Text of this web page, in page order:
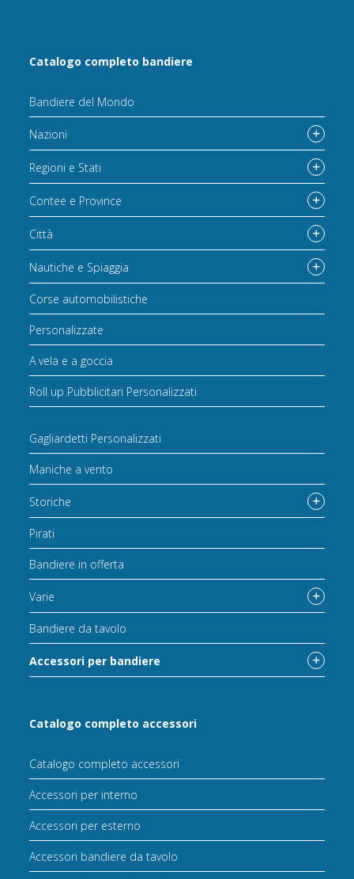
Catalogo completo bandiere
Bandiere del Mondo
Nazioni
Regioni e Stati
Contee e Province
Città
Nautiche e Spiaggia
Corse automobilistiche
Personalizzate
A vela e a goccia
Roll up Pubblicitari Personalizzati
Gagliardetti Personalizzati
Maniche a vento
Storiche
Pirati
Bandiere in offerta
Varie
Bandiere da tavolo
Accessori per bandiere
Catalogo completo accessori
Catalogo completo accessori
Accessori per interno
Accessori per esterno
Accessori bandiere da tavolo